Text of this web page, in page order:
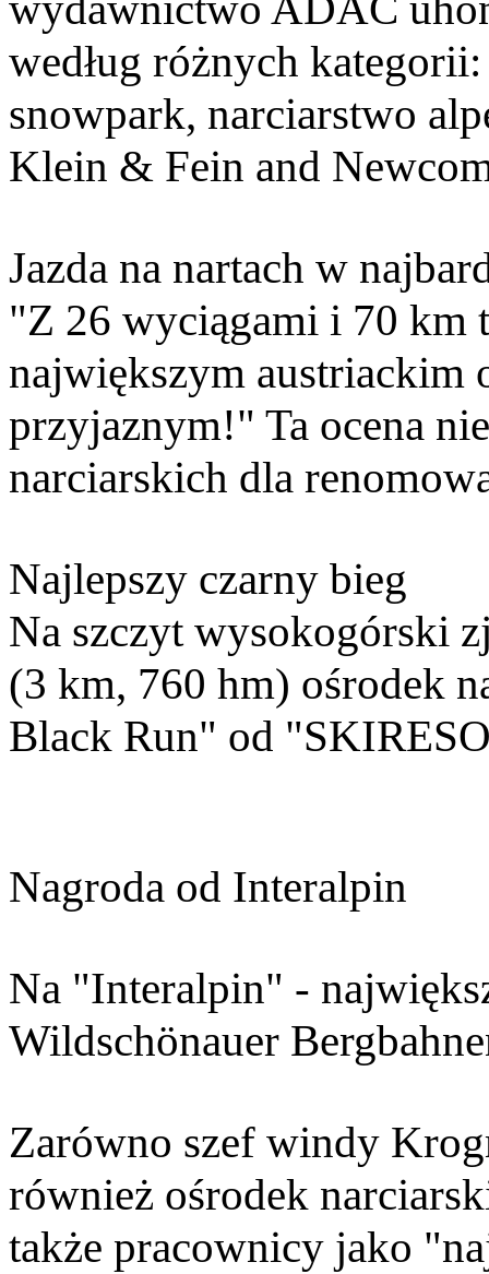
według różnych
snowpark, narciarstwo
Klein & Fein and
Jazda na nartach w
"Z 26 wyciągami i 70 km
największym austriackim
przyjaznym!" Ta ocena
narciarskich dla
Najlepszy czarny bieg
Na szczyt wysokogórski
(3 km, 760 hm) ośrodek
Black Run" od
Nagroda od Interalpin
Na "Interalpin" -
Wildschönauer
Zarówno szef windy
również ośrodek
także pracownicy jako